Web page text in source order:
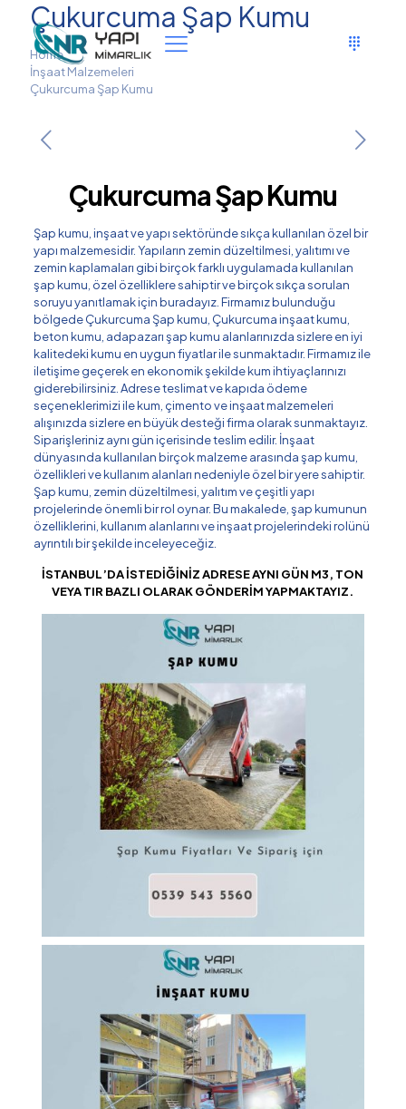
Çukurcuma Şap Kumu
Home
İnşaat Malzemeleri
Çukurcuma Şap Kumu
Çukurcuma Şap Kumu
Şap kumu, inşaat ve yapı sektöründe sıkça kullanılan özel bir
yapı malzemesidir. Yapıların zemin düzeltilmesi, yalıtımı ve
zemin kaplamaları gibi birçok farklı uygulamada kullanılan
şap kumu, özel özelliklere sahiptir ve birçok sıkça sorulan
soruyu yanıtlamak için buradayız. Firmamız bulunduğu
bölgede Çukurcuma Şap kumu, Çukurcuma inşaat kumu,
beton kumu, adapazarı şap kumu alanlarınızda sizlere en iyi
kalitedeki kumu en uygun fiyatlar ile sunmaktadır. Firmamız ile
iletişime geçerek en ekonomik şekilde kum ihtiyaçlarınızı
giderebilirsiniz. Adrese teslimat ve kapıda ödeme
seçeneklerimizi ile kum, çimento ve inşaat malzemeleri
alışınızda sizlere en büyük desteği firma olarak sunmaktayız.
Siparişleriniz aynı gün içerisinde teslim edilir. İnşaat
dünyasında kullanılan birçok malzeme arasında şap kumu,
özellikleri ve kullanım alanları nedeniyle özel bir yere sahiptir.
Şap kumu, zemin düzeltilmesi, yalıtım ve çeşitli yapı
projelerinde önemli bir rol oynar. Bu makalede, şap kumunun
özelliklerini, kullanım alanlarını ve inşaat projelerindeki rolünü
ayrıntılı bir şekilde inceleyeceğiz.
İSTANBUL’DA İSTEDİĞİNİZ ADRESE AYNI GÜN M3, TON
VEYA TIR BAZLI OLARAK GÖNDERİM YAPMAKTAYIZ.